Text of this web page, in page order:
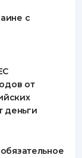
с
от
деньги